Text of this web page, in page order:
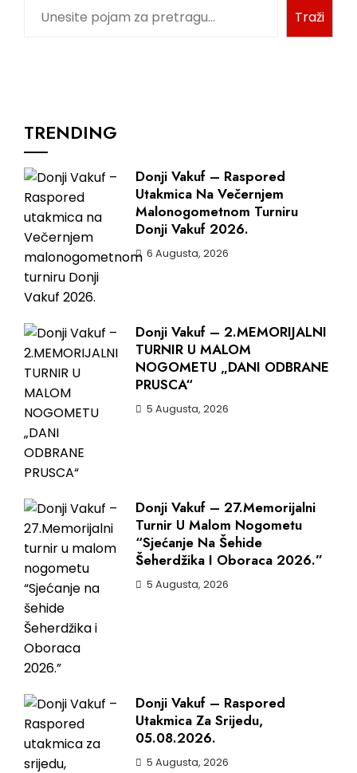
Traži
TRENDING
Donji Vakuf – Raspored
Utakmica Na Večernjem
Malonogometnom Turniru
Donji Vakuf 2026.
6 Augusta, 2026
Donji Vakuf – 2.MEMORIJALNI
TURNIR U MALOM
NOGOMETU „DANI ODBRANE
PRUSCA“
5 Augusta, 2026
Donji Vakuf – 27.Memorijalni
Turnir U Malom Nogometu
“Sjećanje Na Šehide
Šeherdžika I Oboraca 2026.”
5 Augusta, 2026
Donji Vakuf – Raspored
Utakmica Za Srijedu,
05.08.2026.
5 Augusta, 2026